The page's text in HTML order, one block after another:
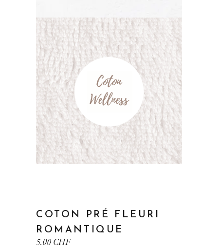
COTON PRÉ FLEURI
ROMANTIQUE
5.00 CHF